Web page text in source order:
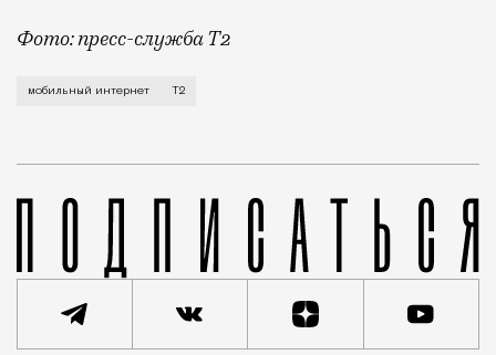
Фото: пресс-служба Т2
Мобильный оператор Т2 завершил работы по
мобильный интернет Т2